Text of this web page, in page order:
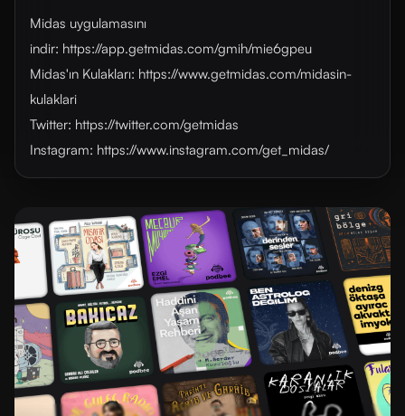
Midas uygulamasını
indir: https://app.getmidas.com/gmih/mie6gpeu
Midas'ın Kulakları: https://www.getmidas.com/midasin-
kulaklari
Twitter: https://twitter.com/getmidas
Instagram: https://www.instagram.com/get_midas/